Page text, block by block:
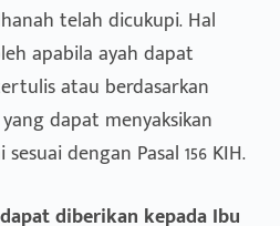
telah dicukupi. Hal
apabila ayah dapat
atau berdasarkan
dapat menyaksikan
dengan Pasal 156 KIH.
diberikan kepada Ibu